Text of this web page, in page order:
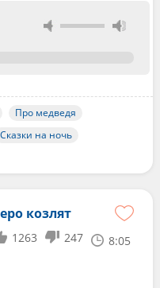
Про медведя
Сказки на ночь
козлят
1263 247 8:05